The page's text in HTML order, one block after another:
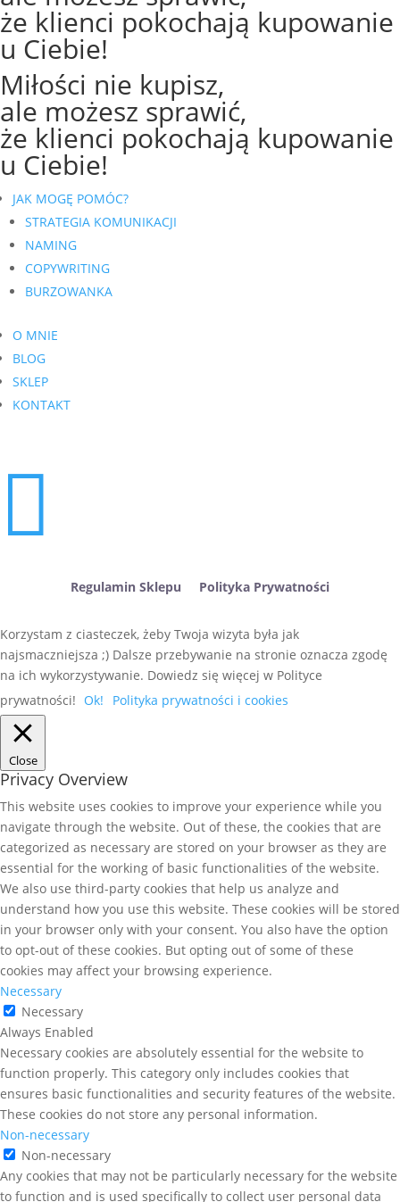
że klienci pokochają kupowanie
u Ciebie!
Miłości nie kupisz,
ale możesz sprawić,
że klienci pokochają kupowanie
u Ciebie!
JAK MOGĘ POMÓC?
STRATEGIA KOMUNIKACJI
NAMING
COPYWRITING
BURZOWANKA
O MNIE
BLOG
SKLEP
KONTAKT

Regulamin Sklepu Polityka Prywatności
Korzystam z ciasteczek, żeby Twoja wizyta była jak
najsmaczniejsza ;) Dalsze przebywanie na stronie oznacza zgodę
na ich wykorzystywanie. Dowiedz się więcej w Polityce
prywatności! Ok! Polityka prywatności i cookies
Close
Privacy Overview
This website uses cookies to improve your experience while you
navigate through the website. Out of these, the cookies that are
categorized as necessary are stored on your browser as they are
essential for the working of basic functionalities of the website.
We also use third-party cookies that help us analyze and
understand how you use this website. These cookies will be stored
in your browser only with your consent. You also have the option
to opt-out of these cookies. But opting out of some of these
cookies may affect your browsing experience.
Necessary
Necessary
Always Enabled
Necessary cookies are absolutely essential for the website to
function properly. This category only includes cookies that
ensures basic functionalities and security features of the website.
These cookies do not store any personal information.
Non-necessary
Non-necessary
Any cookies that may not be particularly necessary for the website
to function and is used specifically to collect user personal data